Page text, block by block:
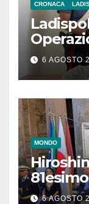
CRONACA
6 AGOSTO
MONDO
monito
6 AGOSTO